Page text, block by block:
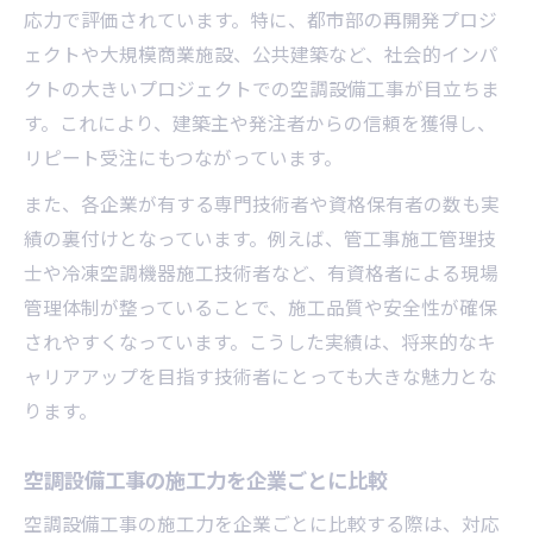
応力で評価されています。特に、都市部の再開発プロジ
ェクトや大規模商業施設、公共建築など、社会的インパ
クトの大きいプロジェクトでの空調設備工事が目立ちま
す。これにより、建築主や発注者からの信頼を獲得し、
リピート受注にもつながっています。
また、各企業が有する専門技術者や資格保有者の数も実
績の裏付けとなっています。例えば、管工事施工管理技
士や冷凍空調機器施工技術者など、有資格者による現場
管理体制が整っていることで、施工品質や安全性が確保
されやすくなっています。こうした実績は、将来的なキ
ャリアアップを目指す技術者にとっても大きな魅力とな
ります。
空調設備工事の施工力を企業ごとに比較
空調設備工事の施工力を企業ごとに比較する際は、対応